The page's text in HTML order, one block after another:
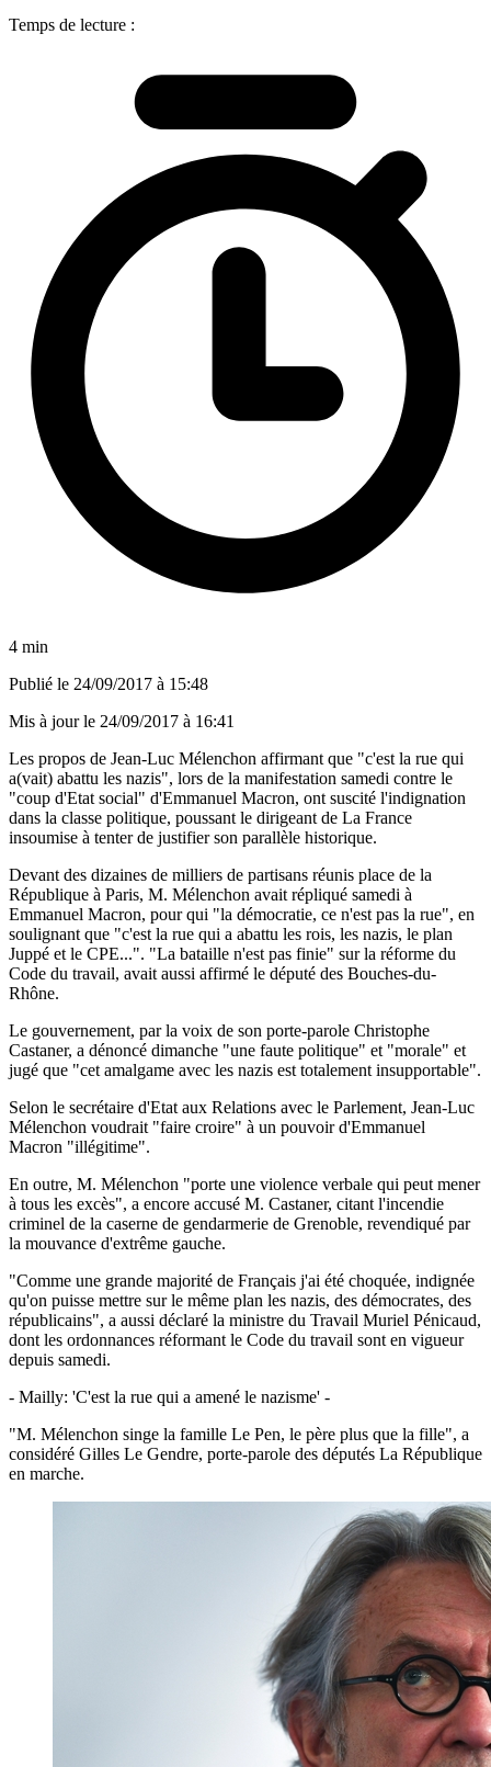
Temps de lecture :
4 min
Publié le 24/09/2017 à 15:48
Mis à jour le 24/09/2017 à 16:41
Les propos de Jean-Luc Mélenchon affirmant que "c'est la rue qui
a(vait) abattu les nazis", lors de la manifestation samedi contre le
"coup d'Etat social" d'Emmanuel Macron, ont suscité l'indignation
dans la classe politique, poussant le dirigeant de La France
insoumise à tenter de justifier son parallèle historique.
Devant des dizaines de milliers de partisans réunis place de la
République à Paris, M. Mélenchon avait répliqué samedi à
Emmanuel Macron, pour qui "la démocratie, ce n'est pas la rue", en
soulignant que "c'est la rue qui a abattu les rois, les nazis, le plan
Juppé et le CPE...". "La bataille n'est pas finie" sur la réforme du
Code du travail, avait aussi affirmé le député des Bouches-du-
Rhône.
Le gouvernement, par la voix de son porte-parole Christophe
Castaner, a dénoncé dimanche "une faute politique" et "morale" et
jugé que "cet amalgame avec les nazis est totalement insupportable".
Selon le secrétaire d'Etat aux Relations avec le Parlement, Jean-Luc
Mélenchon voudrait "faire croire" à un pouvoir d'Emmanuel
Macron "illégitime".
En outre, M. Mélenchon "porte une violence verbale qui peut mener
à tous les excès", a encore accusé M. Castaner, citant l'incendie
criminel de la caserne de gendarmerie de Grenoble, revendiqué par
la mouvance d'extrême gauche.
"Comme une grande majorité de Français j'ai été choquée, indignée
qu'on puisse mettre sur le même plan les nazis, des démocrates, des
républicains", a aussi déclaré la ministre du Travail Muriel Pénicaud,
dont les ordonnances réformant le Code du travail sont en vigueur
depuis samedi.
- Mailly: 'C'est la rue qui a amené le nazisme' -
"M. Mélenchon singe la famille Le Pen, le père plus que la fille", a
considéré Gilles Le Gendre, porte-parole des députés La République
en marche.